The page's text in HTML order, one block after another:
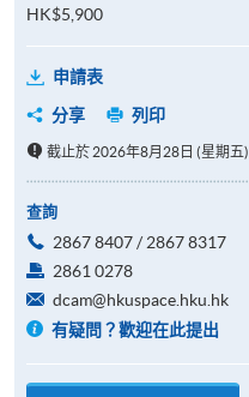
HK$5,900
申請表
分享
列印
截止於 2026年8月28日 (星期五)
查詢
2867 8407 / 2867 8317
2861 0278
dcam@hkuspace.hku.hk
有疑問？歡迎在此提出